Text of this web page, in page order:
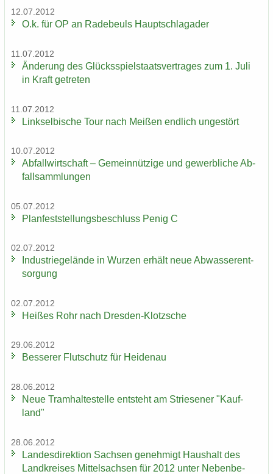
12.07.2012
O.k. für OP an Ra­de­beuls Haupt­schlag­ader
11.07.2012
Än­de­rung des Glücks­spiel­staats­ver­tra­ges zum 1. Juli
in Kraft ge­tre­ten
11.07.2012
Linksel­bi­sche Tour nach Mei­ßen end­lich un­ge­stört
10.07.2012
Ab­fall­wirt­schaft – Ge­mein­nüt­zi­ge und ge­werb­li­che Ab­
fall­samm­lun­gen
05.07.2012
Plan­fest­stel­lungs­be­schluss Penig C
02.07.2012
In­dus­trie­ge­län­de in Wur­zen er­hält neue Ab­was­ser­ent­
sor­gung
02.07.2012
Hei­ßes Rohr nach Dresden-​Klotzsche
29.06.2012
Bes­se­rer Flut­schutz für Hei­den­au
28.06.2012
Neue Tram­hal­te­stel­le ent­steht am Strie­se­ner "Kauf­
land"
28.06.2012
Lan­des­di­rek­ti­on Sach­sen ge­neh­migt Haus­halt des
Land­krei­ses Mit­tel­sach­sen für 2012 unter Ne­ben­be­